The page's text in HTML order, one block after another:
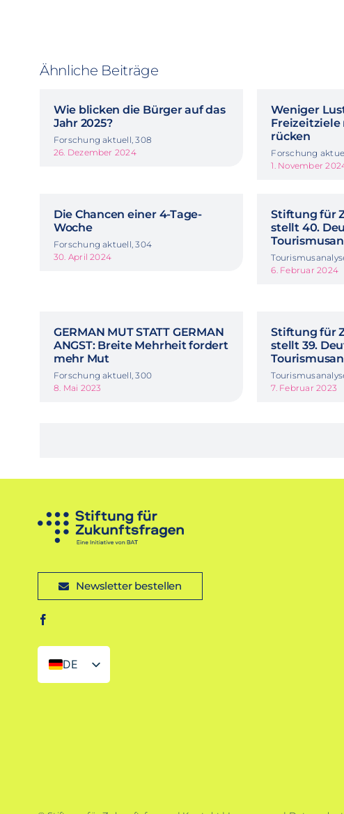
Ähnliche Beiträge
Wie blicken die Bürger auf das
Jahr 2025?
Forschung aktuell, 308
26. Dezember 2024
Weniger
Freizeitziele
rücken
Forschung
1. November
Die Chancen einer 4-Tage-
Woche
Forschung aktuell, 304
30. April 2024
Stiftung für
stellt 40.
6. Februar 2024
GERMAN MUT STATT GERMAN
ANGST: Breite Mehrheit fordert
mehr Mut
Forschung aktuell, 300
8. Mai 2023
Stiftung für
stellt 39.
7. Februar 2023
Newsletter bestellen
DE
EN